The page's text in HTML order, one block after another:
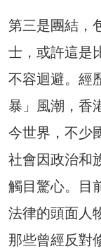
第三是團結，
士，或許這是
不容迴避。經
暴」風潮，香
今世界，不少
社會因政治和
觸目驚心。目
法律的頭面人
那些曾經反對